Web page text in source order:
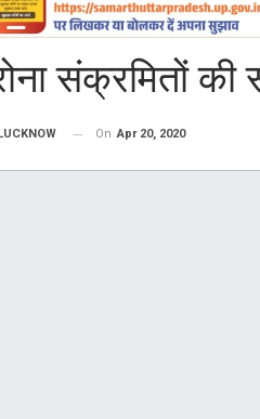
संक्रमितों
On Apr 20, 2020